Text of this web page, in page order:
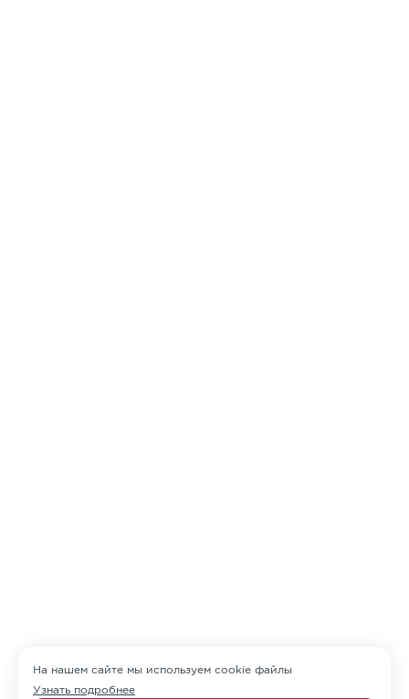
На нашем сайте мы используем cookie файлы
Узнать подробнее